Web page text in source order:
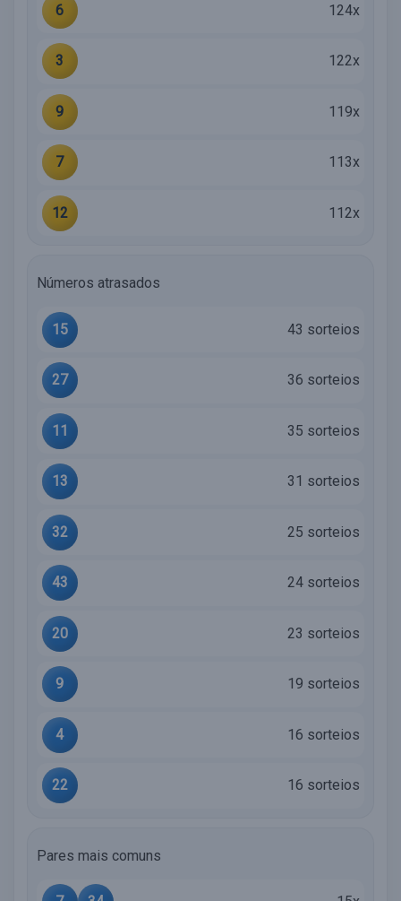
6 124x
3 122x
9 119x
7 113x
12 112x
Números atrasados
15 43 sorteios
27 36 sorteios
11 35 sorteios
13 31 sorteios
32 25 sorteios
43 24 sorteios
20 23 sorteios
9 19 sorteios
4 16 sorteios
22 16 sorteios
Pares mais comuns